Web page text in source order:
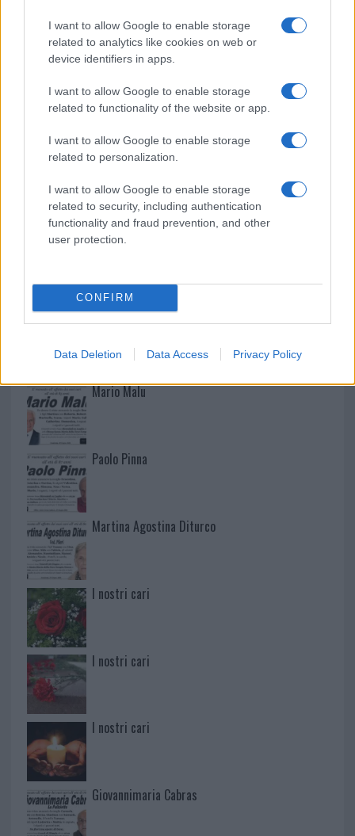
I want to allow Google to enable storage
related to analytics like cookies on web or
device identifiers in apps.
I want to allow Google to enable storage
related to functionality of the website or app.
I want to allow Google to enable storage
related to personalization.
I want to allow Google to enable storage
related to security, including authentication
functionality and fraud prevention, and other
user protection.
CONFIRM
Data Deletion Data Access Privacy Policy
Giorgia Meloni a La Maddalena, la vicesindaco:
Incendio nella notte a Olbia, a fuoco due furgoni
Mario Malu
Paolo Pinna
Martina Agostina Diturco
I nostri cari
I nostri cari
I nostri cari
Giovannimaria Cabras